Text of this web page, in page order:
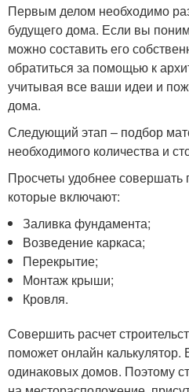
Первым делом необходимо
будущего дома. Если вы
можно составить его
обратиться за помощью к
учитывая все ваши идеи и
дома.
Следующий этап – подбор
необходимого количества и
Просчеты удобнее совершать
которые включают:
Заливка фундамента;
Возведение каркаса;
Перекрытие;
Монтаж крыши;
Кровля.
Совершить расчет
поможет онлайн калькулятор.
одинаковых домов. Поэтому